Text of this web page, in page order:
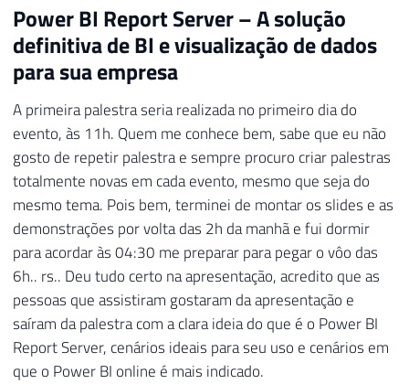
Power BI Report Server – A solução
definitiva de BI e visualização de dados
para sua empresa
A primeira palestra seria realizada no primeiro dia do
evento, às 11h. Quem me conhece bem, sabe que eu não
gosto de repetir palestra e sempre procuro criar palestras
totalmente novas em cada evento, mesmo que seja do
mesmo tema. Pois bem, terminei de montar os slides e as
demonstrações por volta das 2h da manhã e fui dormir
para acordar às 04:30 me preparar para pegar o vôo das
6h.. rs.. Deu tudo certo na apresentação, acredito que as
pessoas que assistiram gostaram da apresentação e
saíram da palestra com a clara ideia do que é o Power BI
Report Server, cenários ideais para seu uso e cenários em
que o Power BI online é mais indicado.